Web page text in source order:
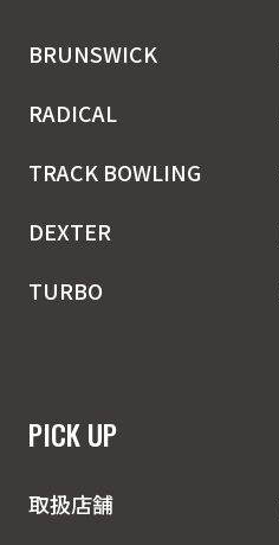
BRUNSWICK
RADICAL
TRACK BOWLING
DEXTER
TURBO
PICK UP
取扱店舗